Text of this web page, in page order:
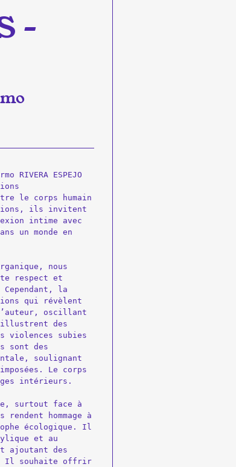
–
ESPEJO
le corps humain
ils invitent
intime avec
un monde en
nous
respect et
la
qui révèlent
oscillant
illustrent des
violences subies
sont des
soulignant
Le corps
intérieurs.
surtout face à
hommage à
écologique. Il
et au
ajoutant des
. Il souhaite offrir